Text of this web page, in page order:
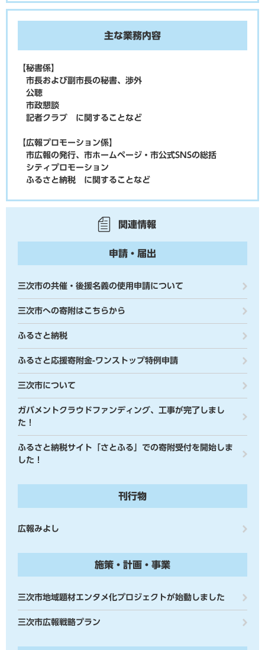
主な業務内容
【秘書係】
市長および副市長の秘書、渉外
公聴
市政懇談
記者クラブ に関することなど
【広報プロモーション係】
市広報の発行、市ホームページ・市公式SNSの総括
シティプロモーション
ふるさと納税 に関することなど
関連情報
申請・届出
三次市の共催・後援名義の使用申請について
三次市への寄附はこちらから
ふるさと納税
ふるさと応援寄附金-ワンストップ特例申請
三次市について
ガバメントクラウドファンディング、工事が完了しまし
た！
ふるさと納税サイト「さとふる」での寄附受付を開始しま
した！
刊行物
広報みよし
施策・計画・事業
三次市地域題材エンタメ化プロジェクトが始動しました
三次市広報戦略プラン